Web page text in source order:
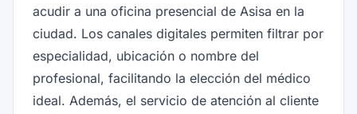
acudir a una oficina presencial de Asisa en la
ciudad. Los canales digitales permiten filtrar por
especialidad, ubicación o nombre del
profesional, facilitando la elección del médico
ideal. Además, el servicio de atención al cliente